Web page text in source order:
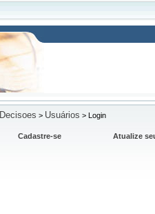
Decisoes > Usuários > Login
Cadastre-se Atualize